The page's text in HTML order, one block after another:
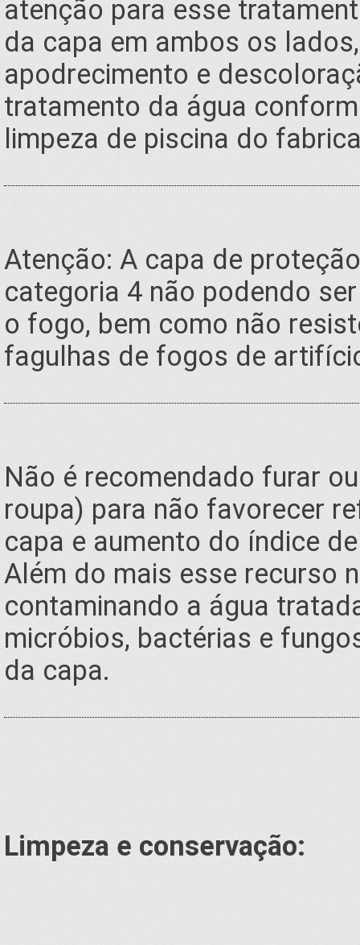
atenção para esse
da capa em ambos os
apodrecimento e
tratamento da água
limpeza de piscina do
Atenção: A capa de
categoria 4 não podendo
o fogo, bem como não
fagulhas de fogos de
Não é recomendado furar
roupa) para não favorecer
capa e aumento do índice
Além do mais esse recurso
contaminando a água
micróbios, bactérias e
da capa.
Limpeza e conservação: